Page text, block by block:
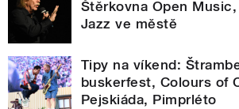
Štěrkovna Open
Jazz ve městě
Tipy na víkend:
buskerfest, Colours of
Pejskiáda, Pimprléto